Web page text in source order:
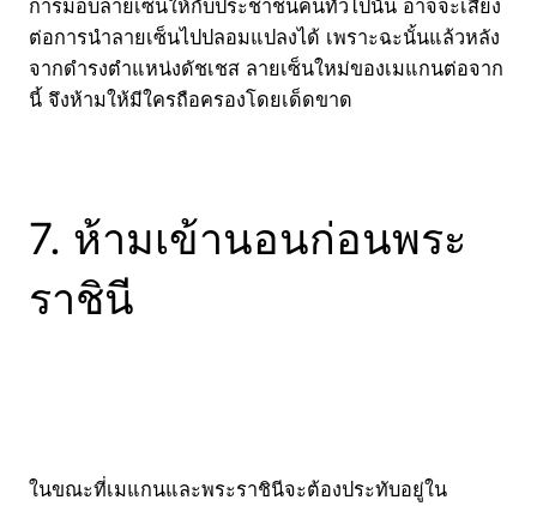
การมอบลายเซ็นให้กับประชาชนคนทั่วไปนั้น อาจจะเสี่ยง
ต่อการนำลายเซ็นไปปลอมแปลงได้ เพราะฉะนั้นแล้วหลัง
จากดำรงตำแหน่งดัชเชส ลายเซ็นใหม่ของเมแกนต่อจาก
นี้ จึงห้ามให้มีใครถือครองโดยเด็ดขาด
7. ห้ามเข้านอนก่อนพระ
ราชินี
ในขณะที่เมแกนและพระราชินีจะต้องประทับอยู่ใน